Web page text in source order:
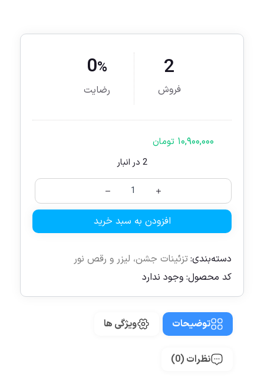
2
فروش
0%
رضایت
۱۰,۹۰۰,۰۰۰ تومان
2 در انبار
افزودن به سبد خرید
دسته‌بندی:تزئینات جشن، لیزر و رقص نور
کد محصول: وجود ندارد
توضیحات ویژگی ها
نظرات (0)